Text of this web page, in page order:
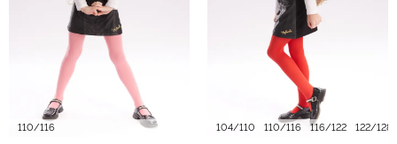
110/116 104/110 110/116 116/122 122/128